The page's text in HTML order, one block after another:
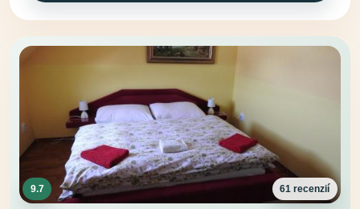
9.7 61 recenzií